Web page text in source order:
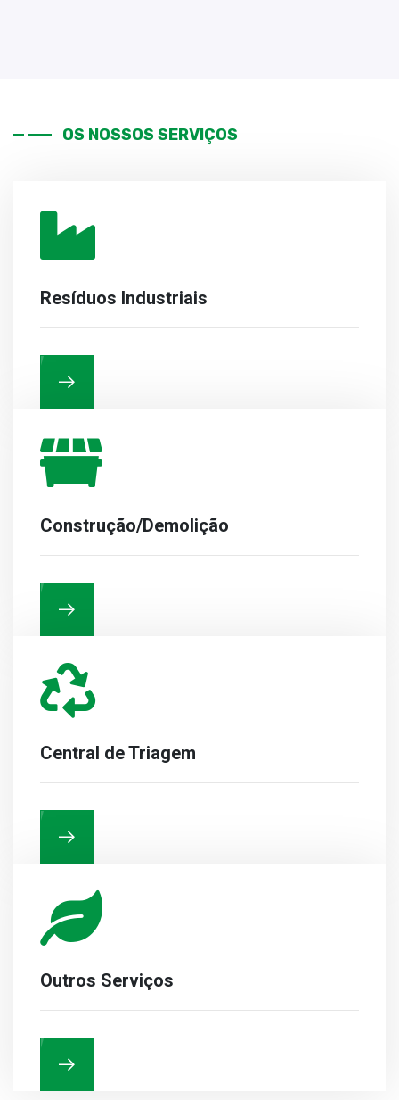
OS NOSSOS SERVIÇOS
Resíduos Industriais
Construção/Demolição
Central de Triagem
Outros Serviços